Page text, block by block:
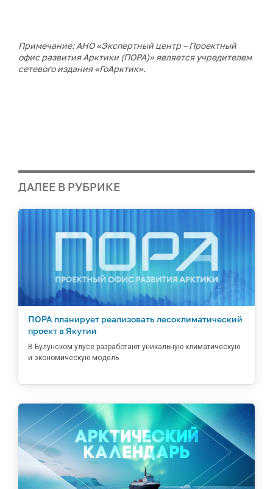
Примечание: АНО «Экспертный центр – Проектный
офис развития Арктики (ПОРА)» является учредителем
сетевого издания «ГоАрктик».
ДАЛЕЕ В РУБРИКЕ
ПОРА планирует реализовать лесоклиматический
проект в Якутии
В Булунском улусе разработают уникальную климатическую
и экономическую модель